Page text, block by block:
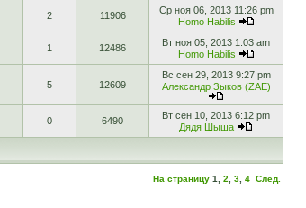
2 11906
Ср ноя 06, 2013 11:26 pm
Homo Habilis
1 12486
Вт ноя 05, 2013 1:03 am
Homo Habilis
5 12609
Вс сен 29, 2013 9:27 pm
Александр Зыков (ZAE)
0 6490
Вт сен 10, 2013 6:12 pm
Дядя Шыша
На страницу 1 2 3 4 След.